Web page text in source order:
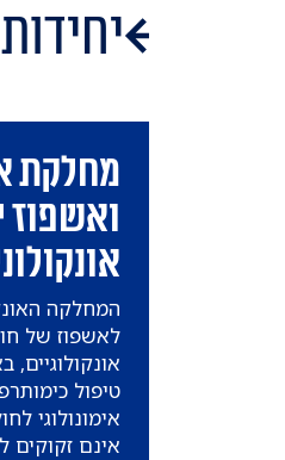
מחלקת
ואשפוז
המחלקה
לאשפוז של
טיפול
אימונולוגי
אינם זקוקים